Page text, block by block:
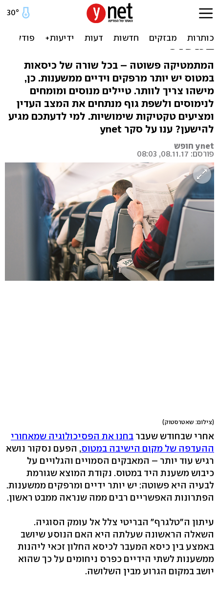
"כמו חיות שנלחמות":
המאבקים על משענת היד
במטוס
המתמטיקה פשוטה – בכל שורה של כיסאות
במטוס יש יותר מרפקים וידיים ממשענות. כן,
מישהו צריך לוותר. טיילים מנוסים ומומחים
לנימוסים ולשפת גוף מנתחים את המצב העדין
ומציעים טקטיקות שימושיות. למי לדעתכם מגיע
להישען? ענו על סקר ynet
ynet חופש
פורסם: 08.11.17, 08:03
(צילום: שאטרסטוק)
אחרי שבחודש שעבר בחנו את הפסיכולוגיה שמאחורי
ההעדפה של מקום הישיבה במטוס, הפעם נסקור נושא
רגיש עוד יותר – המאבקים הסמויים והגלויים על
כיבוש משענת היד במטוס. נקודת המוצא שגורמת
לבעיה היא פשוטה: יש יותר ידיים ומרפקים ממשענות.
הפתרונות האפשריים רבים ממה שנראה ממבט ראשון.
עיתון ה"טלגרף" הבריטי צלל אל עומק הסוגיה.
השאלה הראשונה שעלתה היא האם הנוסע שיושב
באמצע בין כיסא המעבר לכיסא החלון זכאי ליהנות
ממשענות לשתי הידיים כפרס ניחומים על כך שהוא
יושב במקום הגרוע מבין השלושה.